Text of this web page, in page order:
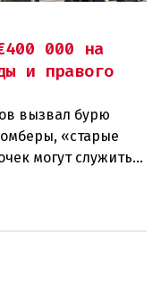
000 на
и правого
вызвал бурю
«старые
могут служить
требуют